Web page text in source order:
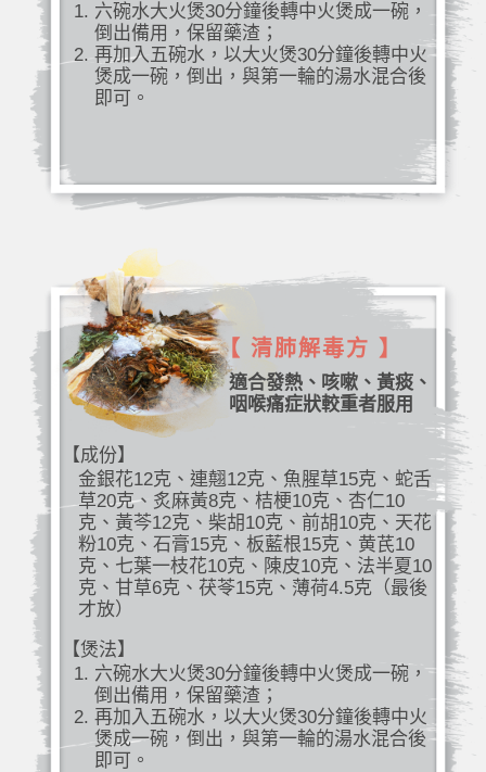
六碗水大火煲30分鐘後轉中火煲成一碗，
倒出備用，保留藥渣；
再加入五碗水，以大火煲30分鐘後轉中火
煲成一碗，倒出，與第一輪的湯水混合後
即可。
【 清肺解毒方 】
適合發熱、咳嗽、黃痰、
咽喉痛症狀較重者服用
【成份】
金銀花12克、連翹12克、魚腥草15克、蛇舌
草20克、炙麻黃8克、桔梗10克、杏仁10
克、黃芩12克、柴胡10克、前胡10克、天花
粉10克、石膏15克、板藍根15克、黄芪10
克、七葉一枝花10克、陳皮10克、法半夏10
克、甘草6克、茯苓15克、薄荷4.5克（最後
才放）
【煲法】
六碗水大火煲30分鐘後轉中火煲成一碗，
倒出備用，保留藥渣；
再加入五碗水，以大火煲30分鐘後轉中火
煲成一碗，倒出，與第一輪的湯水混合後
即可。